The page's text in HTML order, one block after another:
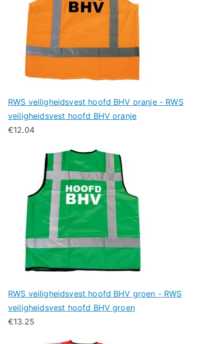
RWS veiligheidsvest hoofd BHV oranje - RWS
veiligheidsvest hoofd BHV oranje
€12.04
RWS veiligheidsvest hoofd BHV groen - RWS
veiligheidsvest hoofd BHV groen
€13.25